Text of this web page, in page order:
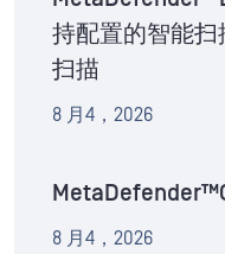
持配置的智能
扫描
8 月4，2026
8 月4，2026